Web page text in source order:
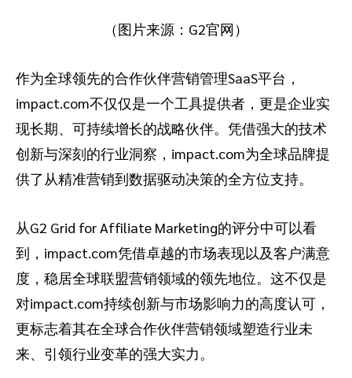
（图片来源：G2官网）
作为全球领先的合作伙伴营销管理SaaS平台，
impact.com不仅仅是一个工具提供者，更是企业实
现长期、可持续增长的战略伙伴。凭借强大的技术
创新与深刻的行业洞察，impact.com为全球品牌提
供了从精准营销到数据驱动决策的全方位支持。
从G2 Grid for Affiliate Marketing的评分中可以看
到，impact.com凭借卓越的市场表现以及客户满意
度，稳居全球联盟营销领域的领先地位。这不仅是
对impact.com持续创新与市场影响力的高度认可，
更标志着其在全球合作伙伴营销领域塑造行业未
来、引领行业变革的强大实力。